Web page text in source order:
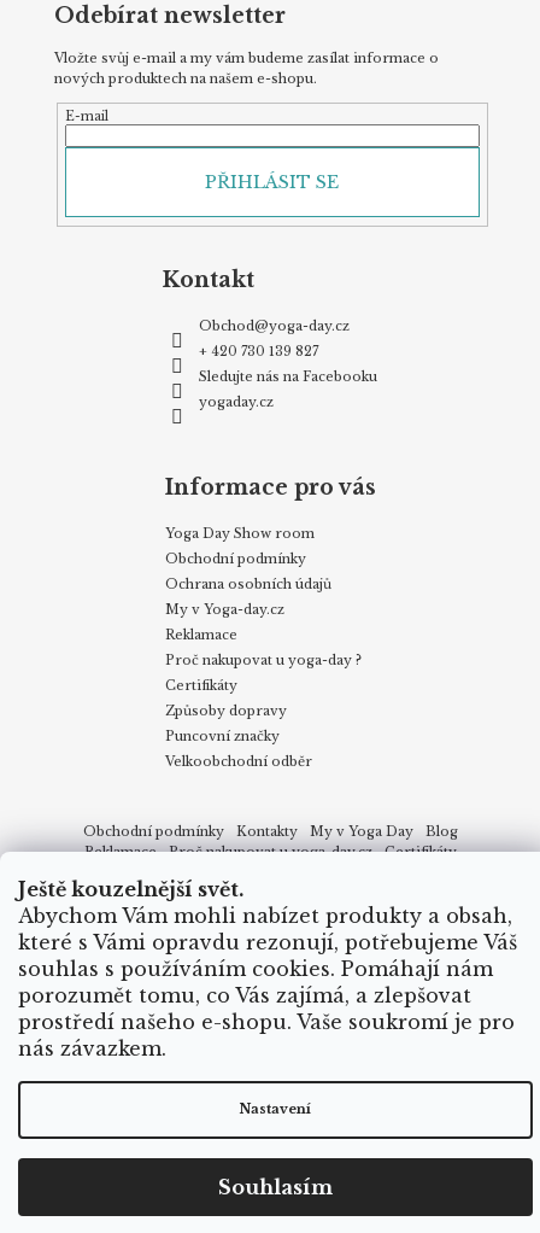
Ještě kouzelnější svět.
Abychom Vám mohli nabízet produkty a obsah,
které s Vámi opravdu rezonují, potřebujeme Váš
souhlas s používáním cookies. Pomáhají nám
porozumět tomu, co Vás zajímá, a zlepšovat
prostředí našeho e-shopu. Vaše soukromí je pro
nás závazkem.
Nastavení
Souhlasím
Odebírat newsletter
Vložte svůj e-mail a my vám budeme zasílat informace o
nových produktech na našem e-shopu.
E-mail
PŘIHLÁSIT SE
Kontakt
Obchod@yoga-day.cz
+ 420 730 139 827
Sledujte nás na Facebooku
yogaday.cz
Informace pro vás
Yoga Day Show room
Obchodní podmínky
Ochrana osobních údajů
My v Yoga-day.cz
Reklamace
Proč nakupovat u yoga-day ?
Certifikáty
Způsoby dopravy
Puncovní značky
Velkoobchodní odběr
Obchodní podmínky Kontakty My v Yoga Day
Blog
Reklamace
Proč nakupovat u yoga-day.cz
Certifikáty
Vytvořil Shoptet
Copyright 2026 Yoga Day. Všechna práva vyhrazena.